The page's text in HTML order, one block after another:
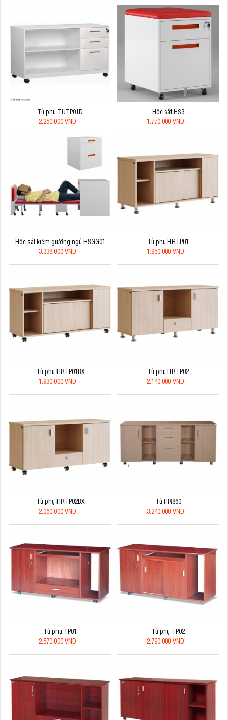
Tủ phụ TUTP01D
2.250.000 VNĐ
Hộc sắt HS3
1.770.000 VNĐ
Hộc sắt kiêm giường ngủ HSGG01
3.338.000 VNĐ
Tủ phụ HRTP01
1.950.000 VNĐ
Tủ phụ HRTP01BX
1.930.000 VNĐ
Tủ phụ HRTP02
2.140.000 VNĐ
Tủ phụ HRTP02BX
2.060.000 VNĐ
Tủ HR860
3.240.000 VNĐ
Tủ phụ TP01
2.570.000 VNĐ
Tủ phụ TP02
2.790.000 VNĐ